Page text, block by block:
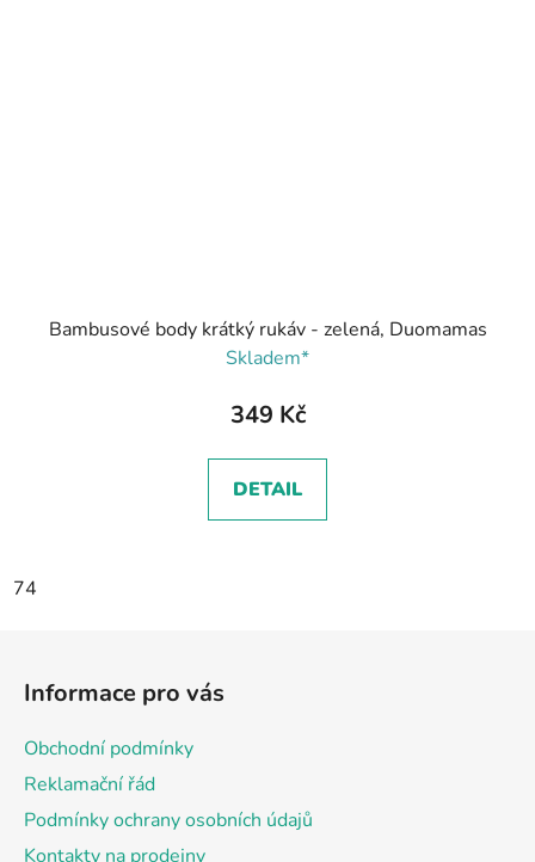
Bambusové body krátký rukáv - zelená, Duomamas
Skladem*
349 Kč
DETAIL
74
Informace pro vás
Obchodní podmínky
Reklamační řád
Podmínky ochrany osobních údajů
Kontakty na prodejny